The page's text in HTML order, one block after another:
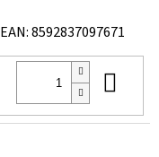
EAN:8592837097671